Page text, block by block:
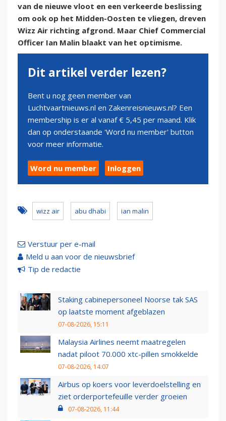
van de nieuwe vloot en een verkeerde beslissing
om ook op het Midden-Oosten te vliegen, dreven
Wizz Air richting afgrond. Maar Chief Commercial
Officer Ian Malin blaakt van het optimisme.
Dit artikel verder lezen?
Bent u nog geen member van
Luchtvaartnieuws.nl en Zakenreisnieuws.nl? Een
membership is er al vanaf € 5,45 per maand. Klik
dan op onderstaande 'Word nu member' button
voor meer informatie.
Word nu member Inloggen
wizz air abu dhabi ian malin
Verstuur per e-mail
Meld u aan voor de nieuwsbrief
Tip de redactie
Staking cabinepersoneel Noorse tak SAS
op laatste moment afgeblazen
07-08-2026, 15:11
Malaysia Airlines neemt maatregelen
nadat piloot 70.000 xtc-pillen smokkelde
07-08-2026, 14:07
Airbus op koers voor leverdoelstelling en
ziet orderportefeuille verder groeien
07-08-2026, 11:44